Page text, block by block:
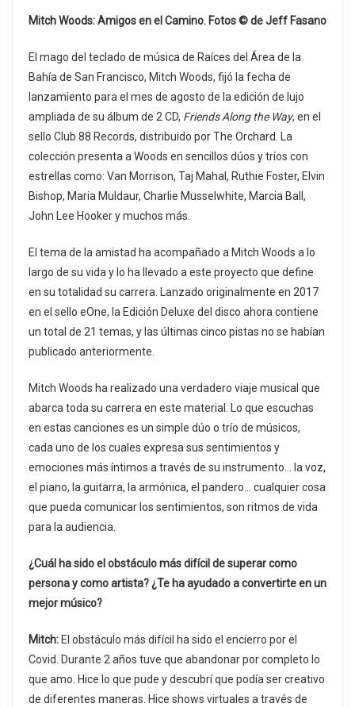
Mitch Woods: Amigos en el Camino. Fotos © de Jeff Fasano
El mago del teclado de música de Raíces del Área de la
Bahía de San Francisco, Mitch Woods, fijó la fecha de
lanzamiento para el mes de agosto de la edición de lujo
ampliada de su álbum de 2 CD, Friends Along the Way, en el
sello Club 88 Records, distribuido por The Orchard. La
colección presenta a Woods en sencillos dúos y tríos con
estrellas como: Van Morrison, Taj Mahal, Ruthie Foster, Elvin
Bishop, Maria Muldaur, Charlie Musselwhite, Marcia Ball,
John Lee Hooker y muchos más.
El tema de la amistad ha acompañado a Mitch Woods a lo
largo de su vida y lo ha llevado a este proyecto que define
en su totalidad su carrera. Lanzado originalmente en 2017
en el sello eOne, la Edición Deluxe del disco ahora contiene
un total de 21 temas, y las últimas cinco pistas no se habían
publicado anteriormente.
Mitch Woods ha realizado una verdadero viaje musical que
abarca toda su carrera en este material. Lo que escuchas
en estas canciones es un simple dúo o trío de músicos,
cada uno de los cuales expresa sus sentimientos y
emociones más íntimos a través de su instrumento… la voz,
el piano, la guitarra, la armónica, el pandero… cualquier cosa
que pueda comunicar los sentimientos, son ritmos de vida
para la audiencia.
¿Cuál ha sido el obstáculo más difícil de superar como
persona y como artista? ¿Te ha ayudado a convertirte en un
mejor músico?
Mitch: El obstáculo más difícil ha sido el encierro por el
Covid. Durante 2 años tuve que abandonar por completo lo
que amo. Hice lo que pude y descubrí que podía ser creativo
de diferentes maneras. Hice shows virtuales a través de